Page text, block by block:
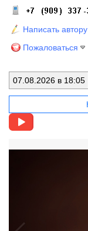
Написать автору
Пожаловаться
07.08.2026 в 18:05